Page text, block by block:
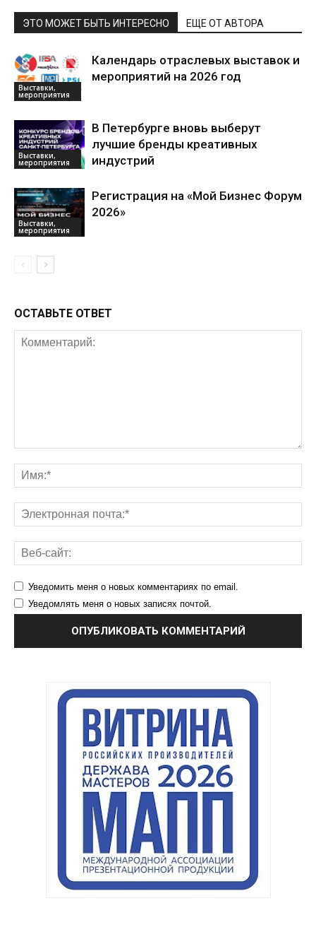
ЭТО МОЖЕТ БЫТЬ ИНТЕРЕСНО ЕЩЕ ОТ АВТОРА
Выставки,
мероприятия
Календарь отраслевых выставок и
мероприятий на 2026 год
Выставки,
мероприятия
В Петербурге вновь выберут
лучшие бренды креативных
индустрий
Выставки,
мероприятия
Регистрация на «Мой Бизнес Форум
2026»
ОСТАВЬТЕ ОТВЕТ
Уведомить меня о новых комментариях по email.
Уведомлять меня о новых записях почтой.